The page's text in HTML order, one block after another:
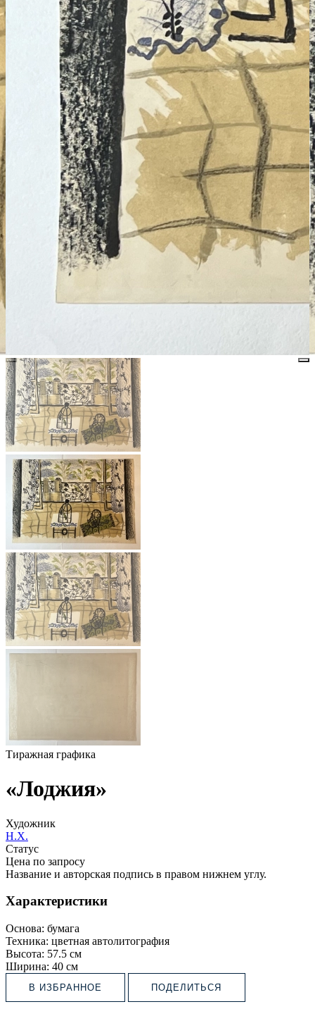
Тиражная графика
«Лоджия»
Художник
Н.Х.
Статус
Цена по запросу
Название и авторская подпись в правом нижнем углу.
Характеристики
Основа: бумага
Техника: цветная автолитография
Высота: 57.5 см
Ширина: 40 см
В ИЗБРАННОЕ ПОДЕЛИТЬСЯ